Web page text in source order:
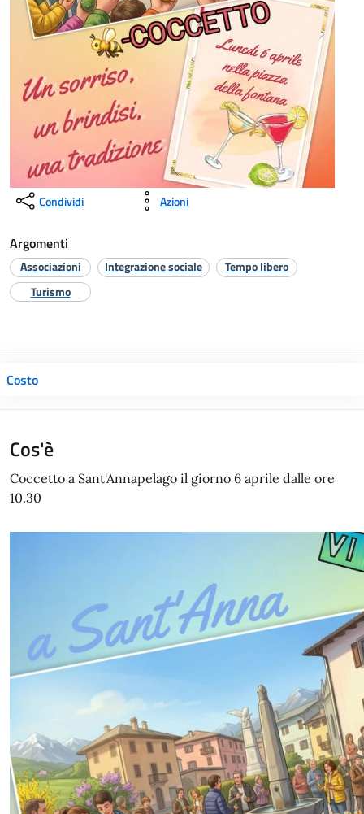
Condividi Azioni
Argomenti
Associazioni Integrazione sociale
Tempo libero
Turismo
Costo
Cos'è
Coccetto a Sant'Annapelago il giorno 6 aprile dalle ore
10.30